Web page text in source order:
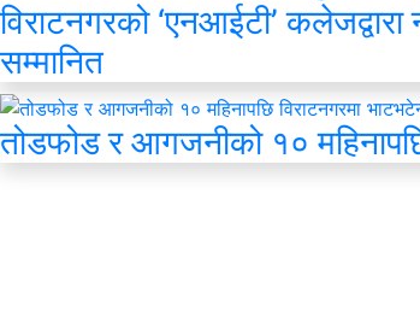
विराटनगरको ‘एनआईटी’
सम्मानित
तोडफोड र आगजनीको १०